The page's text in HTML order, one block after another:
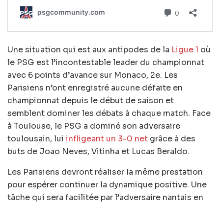
Une situation qui est aux antipodes de la Ligue 1 où
le PSG est l’incontestable leader du championnat
avec 6 points d’avance sur Monaco, 2e. Les
Parisiens n’ont enregistré aucune défaite en
championnat depuis le début de saison et
semblent dominer les débats à chaque match. Face
à Toulouse, le PSG a dominé son adversaire
toulousain, lui infligeant un 3-0 net grâce à des
buts de Joao Neves, Vitinha et Lucas Beraldo.
Les Parisiens devront réaliser la même prestation
pour espérer continuer la dynamique positive. Une
tâche qui sera facilitée par l’adversaire nantais en